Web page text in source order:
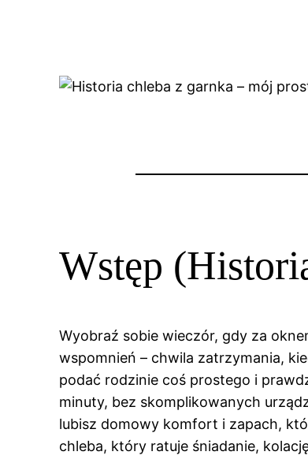
Wstęp
Wyobraź sobie wieczór, gdy za
wspomnień – chwila zatrzymania,
podać rodzinie coś prostego i
minuty, bez skomplikowanych
lubisz domowy komfort i zapach,
chleba, który ratuje śniadanie,